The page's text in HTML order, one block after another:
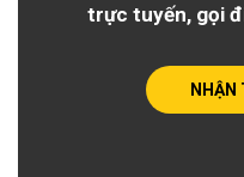
NHẬN
trực tuyến, gọi